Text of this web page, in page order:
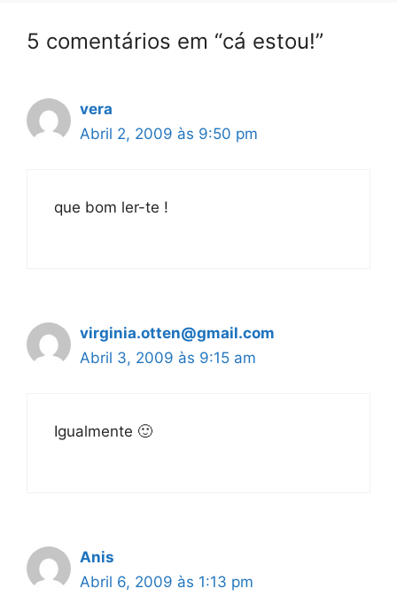
5 comentários em “cá estou!”
vera
Abril 2, 2009 às 9:50 pm
que bom ler-te !
virginia.otten@gmail.com
Abril 3, 2009 às 9:15 am
Igualmente 🙂
Anis
Abril 6, 2009 às 1:13 pm